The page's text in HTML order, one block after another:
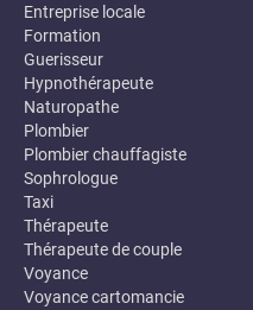
Entreprise locale
Formation
Guerisseur
Hypnothérapeute
Naturopathe
Plombier
Plombier chauffagiste
Sophrologue
Taxi
Thérapeute
Thérapeute de couple
Voyance
Voyance cartomancie